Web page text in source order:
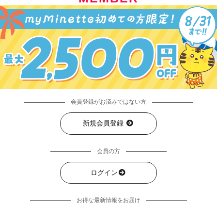
会員登録がお済みではない方
新規会員登録
会員の方
ログイン
お得な最新情報をお届け